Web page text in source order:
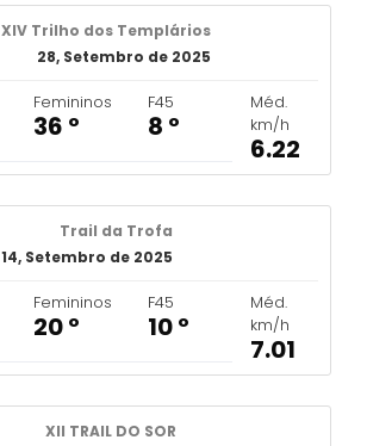
XIV Trilho dos Templários
28, Setembro de 2025
Femininos
36 º
F45
8 º
Méd.
km/h
6.22
Trail da Trofa
14, Setembro de 2025
Femininos
20 º
F45
10 º
Méd.
km/h
7.01
XII TRAIL DO SOR